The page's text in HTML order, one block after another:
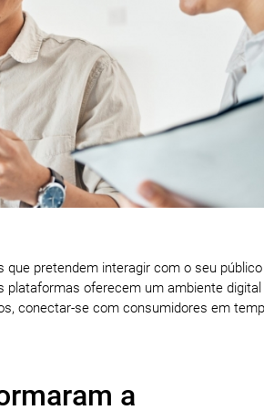
pretendem interagir com o seu
plataformas oferecem um ambiente digital
conectar-se com consumidores em
a